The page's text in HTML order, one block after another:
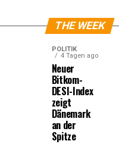
THE WEEK
POLITIK
4 Tagen ago
Neuer
Bitkom-
DESI-Index
zeigt
Dänemark
an der
Spitze